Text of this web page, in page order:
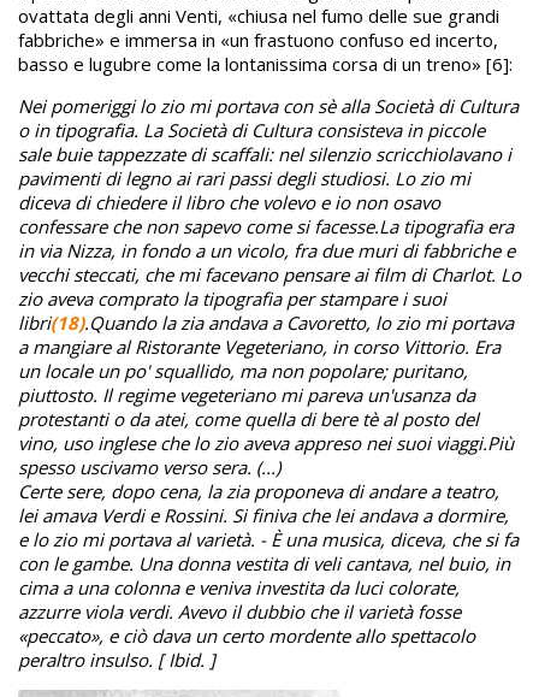
ovattata degli anni Venti, «chiusa nel fumo delle sue grandi
fabbriche» e immersa in «un frastuono confuso ed incerto,
basso e lugubre come la lontanissima corsa di un treno» [6]:
Nei pomeriggi lo zio mi portava con sè alla Società di Cultura
o in tipografia. La Società di Cultura consisteva in piccole
sale buie tappezzate di scaffali: nel silenzio scricchiolavano i
pavimenti di legno ai rari passi degli studiosi. Lo zio mi
diceva di chiedere il libro che volevo e io non osavo
confessare che non sapevo come si facesse.La tipografia era
in via Nizza, in fondo a un vicolo, fra due muri di fabbriche e
vecchi steccati, che mi facevano pensare ai film di Charlot. Lo
zio aveva comprato la tipografia per stampare i suoi
libri(18).Quando la zia andava a Cavoretto, lo zio mi portava
a mangiare al Ristorante Vegeteriano, in corso Vittorio. Era
un locale un po' squallido, ma non popolare; puritano,
piuttosto. Il regime vegeteriano mi pareva un'usanza da
protestanti o da atei, come quella di bere tè al posto del
vino, uso inglese che lo zio aveva appreso nei suoi viaggi.Più
spesso uscivamo verso sera. (...)
Certe sere, dopo cena, la zia proponeva di andare a teatro,
lei amava Verdi e Rossini. Si finiva che lei andava a dormire,
e lo zio mi portava al varietà. - È una musica, diceva, che si fa
con le gambe. Una donna vestita di veli cantava, nel buio, in
cima a una colonna e veniva investita da luci colorate,
azzurre viola verdi. Avevo il dubbio che il varietà fosse
«peccato», e ciò dava un certo mordente allo spettacolo
peraltro insulso. [ Ibid. ]